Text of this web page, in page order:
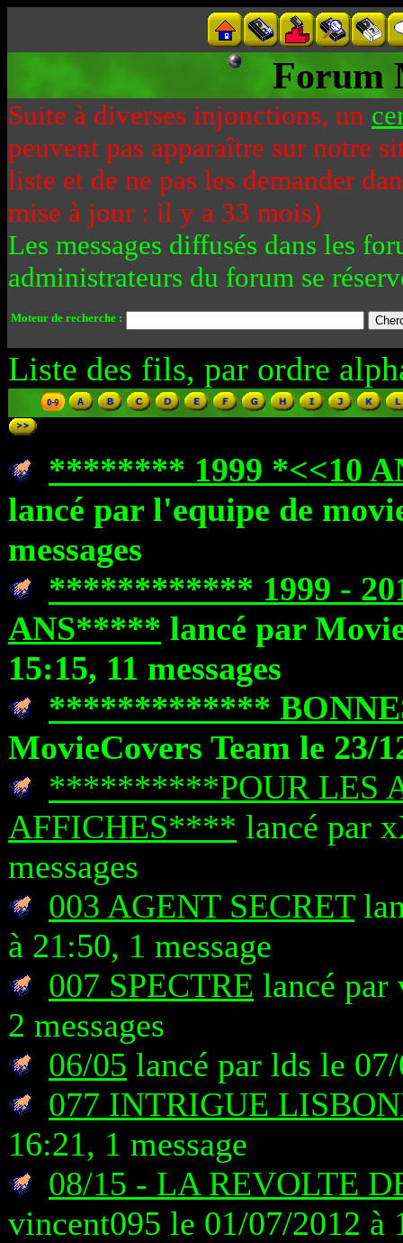
Forum
Suite à diverses injonctions, un
peuvent pas apparaître sur notre
liste et de ne pas les demander
mise à jour : il y a 33 mois)
Les messages diffusés dans les
administrateurs du forum se
Moteur de recherche :
Liste des fils, par ordre
******** 1999 *<<10
lancé par l'equipe de
messages
************ 1999 -
ANS***** lancé par
15:15, 11 messages
*************
MovieCovers Team le 23/
**********POUR LES
AFFICHES**** lancé par
messages
003 AGENT SECRET
à 21:50, 1 message
007 SPECTRE lancé par
2 messages
06/05 lancé par lds le
077 INTRIGUE
16:21, 1 message
08/15 - LA REVOLTE
vincent095 le 01/07/2012 à